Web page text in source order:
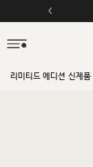
리미티드 에디션 신제품